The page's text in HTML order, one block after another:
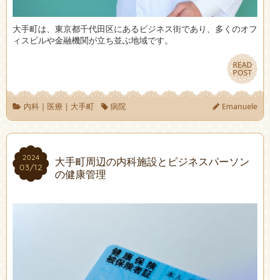
大手町は、東京都千代田区にあるビジネス街であり、多くのオフ
ィスビルや金融機関が立ち並ぶ地域です。
READ
POST
READ
POST
内科| 医療 | 大手町 病院 Emanuele
2024
03/12
2024
03/12
大手町周辺の内科施設とビジネスパーソン
の健康管理